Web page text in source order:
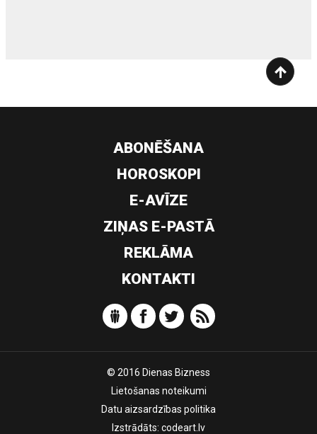
ABONĒŠANA
HOROSKOPI
E-AVĪZE
ZIŅAS E-PASTĀ
REKLĀMA
KONTAKTI
© 2016 Dienas Bizness
Lietošanas noteikumi
Datu aizsardzības politika
Izstrādāts: codeart.lv